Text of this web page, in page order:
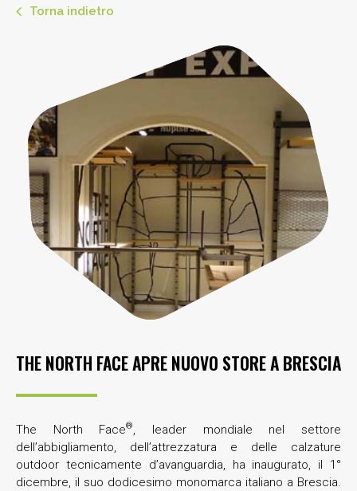
Torna indietro
THE NORTH FACE APRE NUOVO STORE A BRESCIA
The North Face®, leader mondiale nel settore
dell’abbigliamento, dell’attrezzatura e delle calzature
outdoor tecnicamente d’avanguardia, ha inaugurato, il 1°
dicembre, il suo dodicesimo monomarca italiano a Brescia.